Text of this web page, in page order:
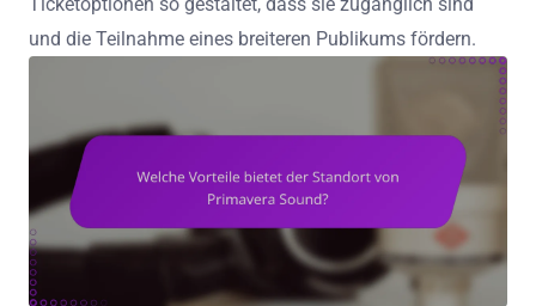
und die Teilnahme eines breiteren Publikums fördern.